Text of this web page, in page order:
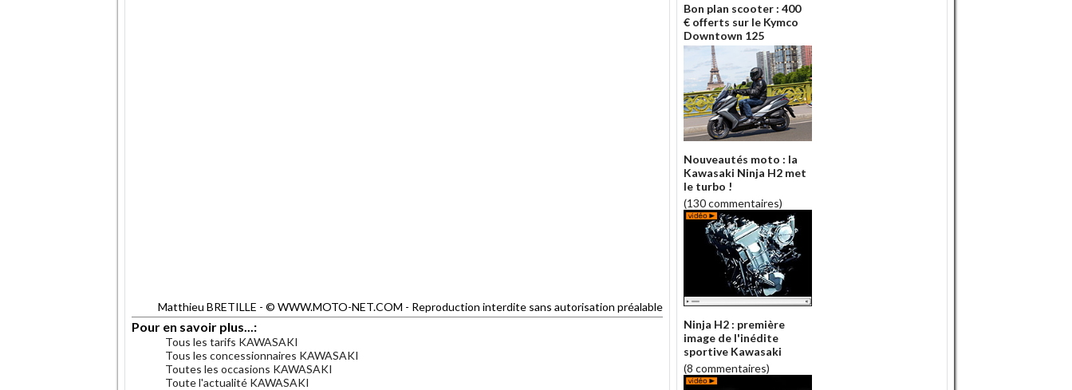
Matthieu BRETILLE - © WWW.MOTO-NET.COM - Reproduction interdite sans autorisation préalable
Pour en savoir plus...:
Tous les tarifs KAWASAKI
Tous les concessionnaires KAWASAKI
Toutes les occasions KAWASAKI
Toute l'actualité KAWASAKI
Bon plan scooter : 400
€ offerts sur le Kymco
Downtown 125
Nouveautés moto : la
Kawasaki Ninja H2 met
le turbo !
(130 commentaires)
Ninja H2 : première
image de l'inédite
sportive Kawasaki
(8 commentaires)